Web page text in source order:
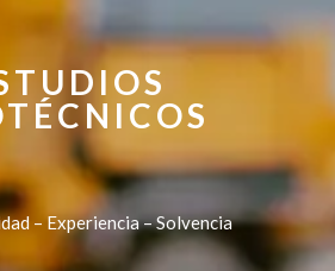
– Experiencia – Solvencia